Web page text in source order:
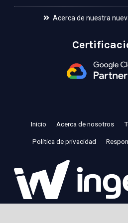
Acerca de nuestra
Inicio Acerca de nosotros
Política de privacidad